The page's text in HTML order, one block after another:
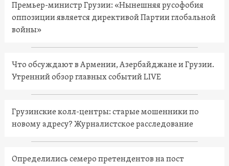
Премьер-министр Грузии: «Нынешняя русофобия
оппозиции является директивой Партии глобальной
войны»
Что обсуждают в Армении, Азербайджане и Грузии.
Утренний обзор главных событий LIVE
Грузинские колл-центры: старые мошенники по
новому адресу? Журналистское расследование
Определились семеро претендентов на пост